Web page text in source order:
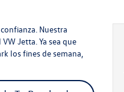
Nuestra
Jetta. Ya sea que
los fines de semana,